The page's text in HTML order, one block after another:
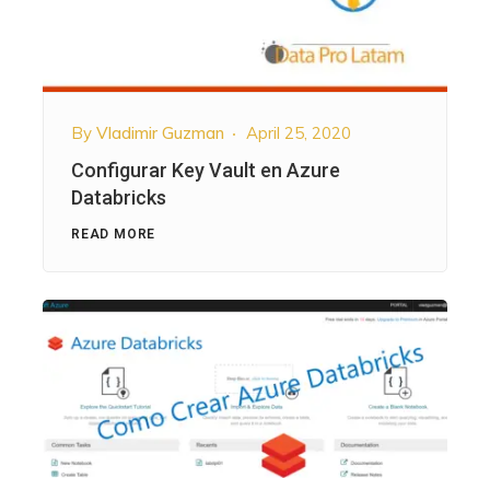
By Vladimir Guzman April 25, 2020
Configurar Key Vault en Azure
Databricks
READ MORE